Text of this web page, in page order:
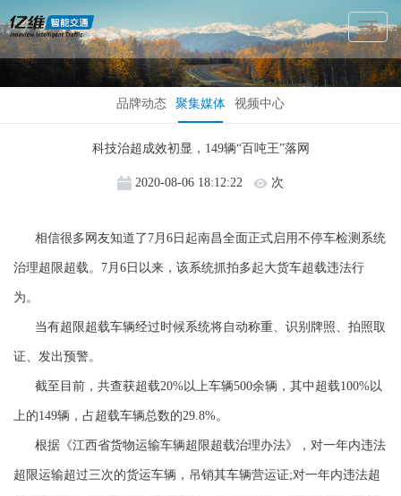
Toggle
品牌动态 聚集媒体 视频中心
科技治超成效初显，149辆“百吨王”落网
2020-08-06 18:12:22 次
相信很多网友知道了7月6日起南昌全面正式启用不停车检测系统
治理超限超载。7月6日以来，该系统抓拍多起大货车超载违法行
为。
当有超限超载车辆经过时候系统将自动称重、识别牌照、拍照取
证、发出预警。
截至目前，共查获超载20%以上车辆500余辆，其中超载100%以
上的149辆，占超载车辆总数的29.8%。
根据《江西省货物运输车辆超限超载治理办法》，对一年内违法
超限运输超过三次的货运车辆，吊销其车辆营运证;对一年内违法超